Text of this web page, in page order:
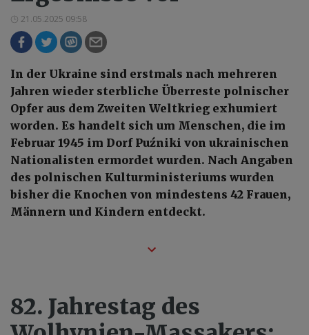
21.05.2025 09:58
In der Ukraine sind erstmals nach mehreren
Jahren wieder sterbliche Überreste polnischer
Opfer aus dem Zweiten Weltkrieg exhumiert
worden. Es handelt sich um Menschen, die im
Februar 1945 im Dorf Puźniki von ukrainischen
Nationalisten ermordet wurden. Nach Angaben
des polnischen Kulturministeriums wurden
bisher die Knochen von mindestens 42 Frauen,
Männern und Kindern entdeckt.
82. Jahrestag des